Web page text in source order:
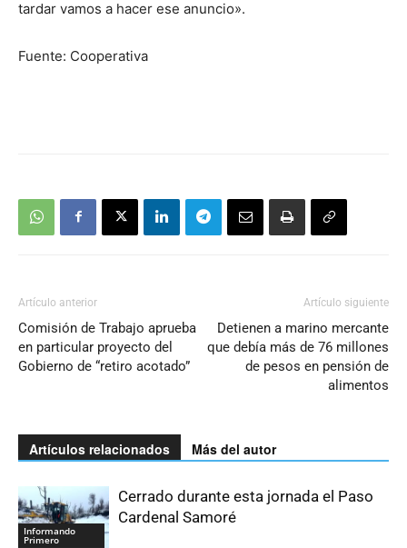
tardar vamos a hacer ese anuncio».
Fuente: Cooperativa
Artículo anterior
Comisión de Trabajo aprueba
en particular proyecto del
Gobierno de “retiro acotado”
Artículo siguiente
Detienen a marino mercante
que debía más de 76 millones
de pesos en pensión de
alimentos
Artículos relacionados Más del autor
Informando
Primero
Cerrado durante esta jornada el Paso
Cardenal Samoré